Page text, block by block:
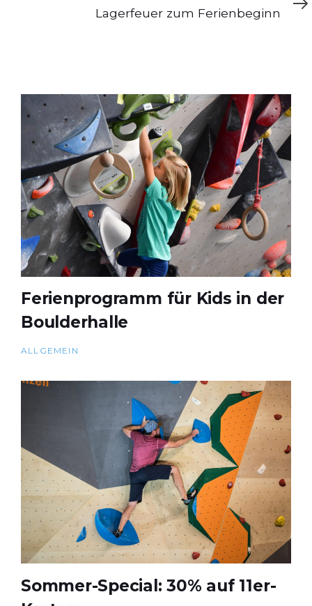
Artikel
Lagerfeuer zum Ferienbeginn
Ferienprogramm für Kids in der
Boulderhalle
ALLGEMEIN
Sommer-Special: 30% auf 11er-